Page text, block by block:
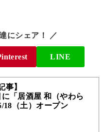
にシェア！ ／
LINE
事】
「居酒屋 和（やわら
18（土）オープン